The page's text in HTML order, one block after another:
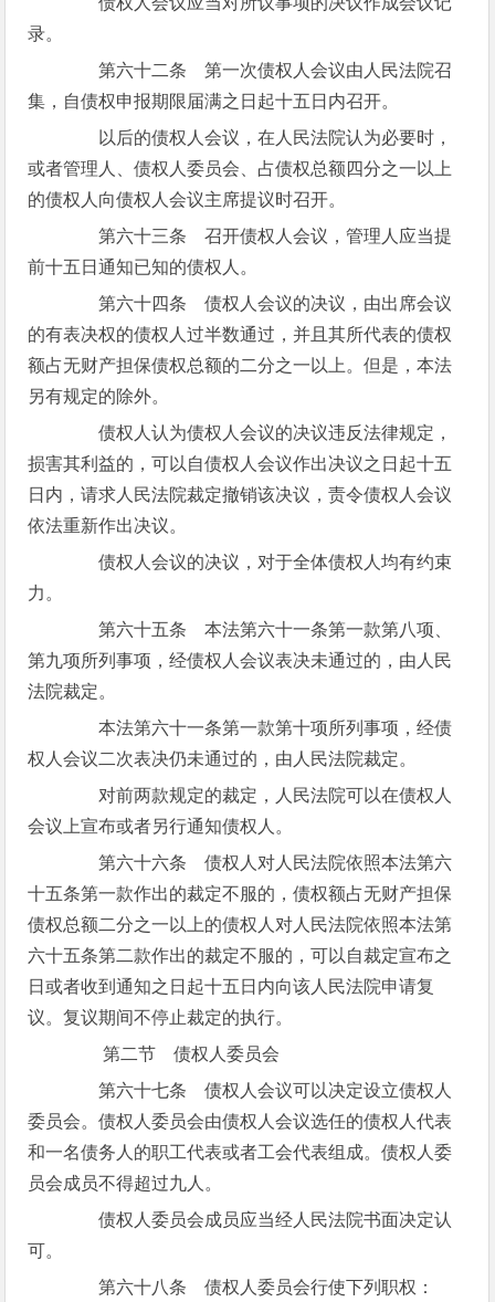
录。
第六十二条 第一次债权人会议由人民法院召
集，自债权申报期限届满之日起十五日内召开。
以后的债权人会议，在人民法院认为必要时，
或者管理人、债权人委员会、占债权总额四分之一以上
的债权人向债权人会议主席提议时召开。
第六十三条 召开债权人会议，管理人应当提
前十五日通知已知的债权人。
第六十四条 债权人会议的决议，由出席会议
的有表决权的债权人过半数通过，并且其所代表的债权
额占无财产担保债权总额的二分之一以上。但是，本法
另有规定的除外。
债权人认为债权人会议的决议违反法律规定，
损害其利益的，可以自债权人会议作出决议之日起十五
日内，请求人民法院裁定撤销该决议，责令债权人会议
依法重新作出决议。
债权人会议的决议，对于全体债权人均有约束
力。
第六十五条 本法第六十一条第一款第八项、
第九项所列事项，经债权人会议表决未通过的，由人民
法院裁定。
本法第六十一条第一款第十项所列事项，经债
权人会议二次表决仍未通过的，由人民法院裁定。
对前两款规定的裁定，人民法院可以在债权人
会议上宣布或者另行通知债权人。
第六十六条 债权人对人民法院依照本法第六
十五条第一款作出的裁定不服的，债权额占无财产担保
债权总额二分之一以上的债权人对人民法院依照本法第
六十五条第二款作出的裁定不服的，可以自裁定宣布之
日或者收到通知之日起十五日内向该人民法院申请复
议。复议期间不停止裁定的执行。
第二节 债权人委员会
第六十七条 债权人会议可以决定设立债权人
委员会。债权人委员会由债权人会议选任的债权人代表
和一名债务人的职工代表或者工会代表组成。债权人委
员会成员不得超过九人。
债权人委员会成员应当经人民法院书面决定认
可。
第六十八条 债权人委员会行使下列职权：